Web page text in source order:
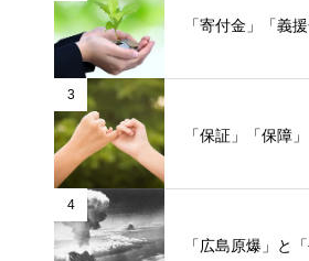
「寄付金」「義
3
「保証」「保障」
4
「広島原爆」と